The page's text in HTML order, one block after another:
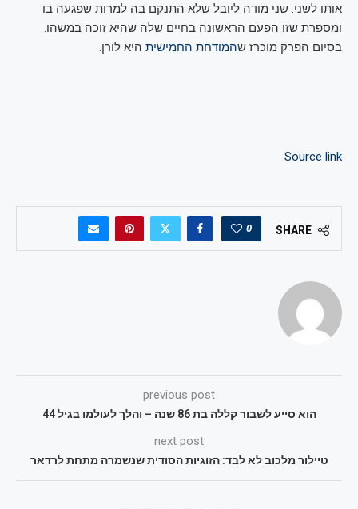
אותו לשני. שני מודה ליובל שלא התנקם בה למרות שפגעה בו
ומספרת שזו הפעם הראשונה בחיים שלה שהיא זוכה במשהו.
בסיום הפרק מוכרז שהמודחת החמישית היא לורן.
Source link
SHARE
0
previous post
הוא סייע לשבור קללה בת 86 שנה – והלך לעולמו בגיל 44
next post
טיילור מלכוב לא לבד: הזוגיות הסודית שנשמרה מתחת לרדאר